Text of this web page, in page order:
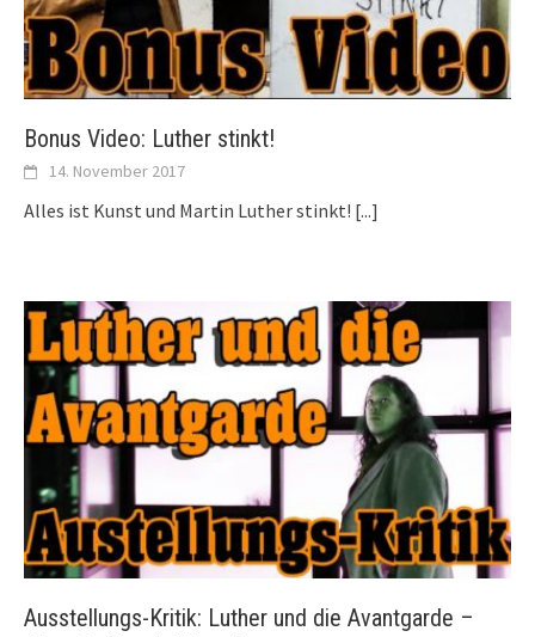
Bonus Video: Luther stinkt!
14. November 2017
Alles ist Kunst und Martin Luther stinkt! [...]
Ausstellungs-Kritik: Luther und die Avantgarde –